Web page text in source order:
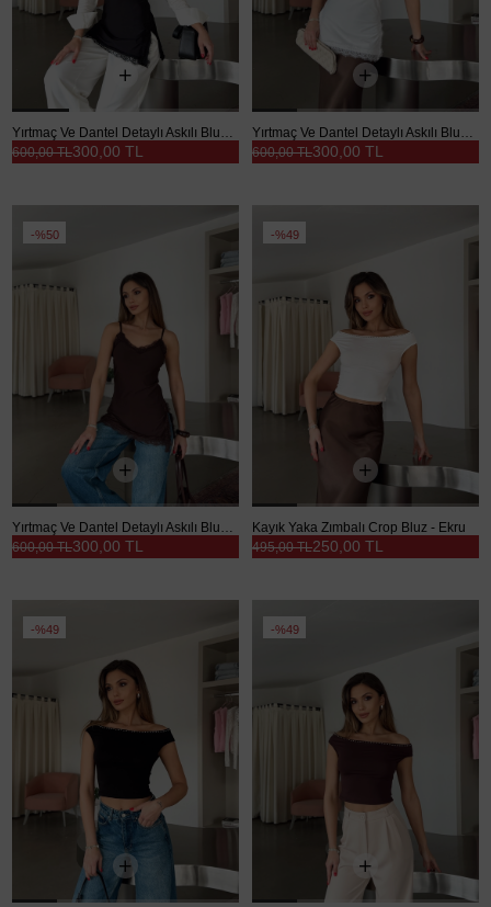
Yırtmaç Ve Dantel Detaylı Askılı Bluz - Siyah
300,00 TL
600,00 TL
Yırtmaç Ve Dantel Detaylı Askılı Bluz - Ekru
300,00 TL
600,00 TL
%50
Yırtmaç Ve Dantel Detaylı Askılı Bluz - Kahve
300,00 TL
600,00 TL
%49
Kayık Yaka Zımbalı Crop Bluz - Ekru
250,00 TL
495,00 TL
%49 %49